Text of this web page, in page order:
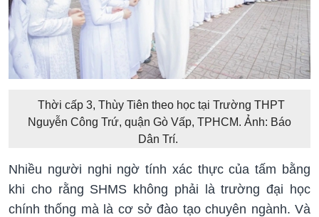
Thời cấp 3, Thùy Tiên theo học tại Trường THPT
Nguyễn Công Trứ, quận Gò Vấp, TPHCM. Ảnh: Báo
Dân Trí.
Nhiều người nghi ngờ tính xác thực của tấm bằng
khi cho rằng SHMS không phải là trường đại học
chính thống mà là cơ sở đào tạo chuyên ngành. Và